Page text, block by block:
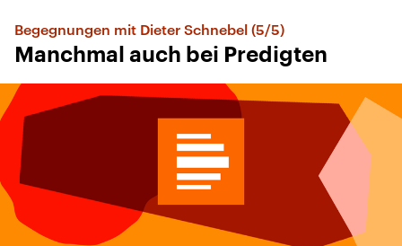
Begegnungen mit Dieter Schnebel (5/5)
Manchmal auch bei Predigten